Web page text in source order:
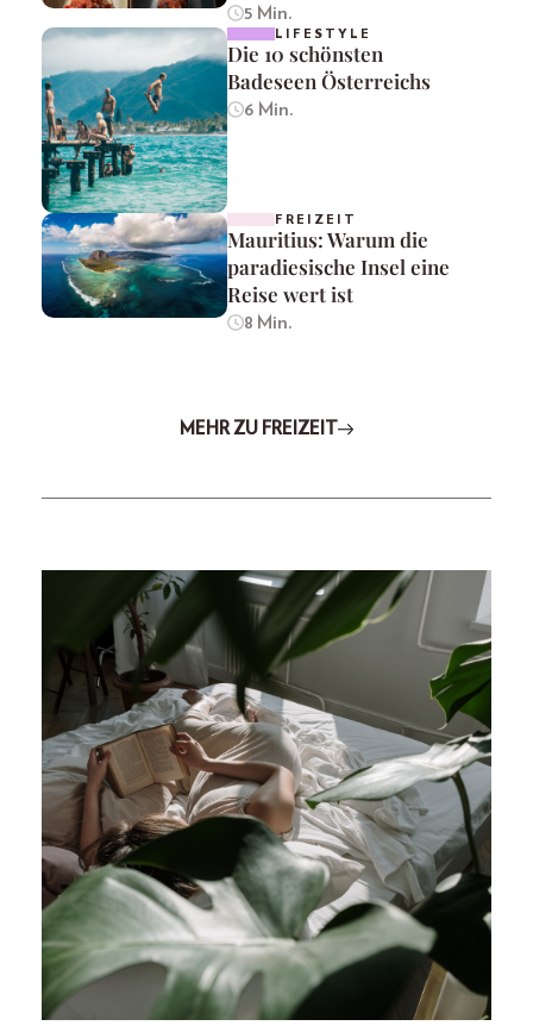
5 Min.
LIFESTYLE
Die 10 schönsten
Badeseen Österreichs
6 Min.
FREIZEIT
Mauritius: Warum die
paradiesische Insel eine
Reise wert ist
8 Min.
MEHR ZU FREIZEIT